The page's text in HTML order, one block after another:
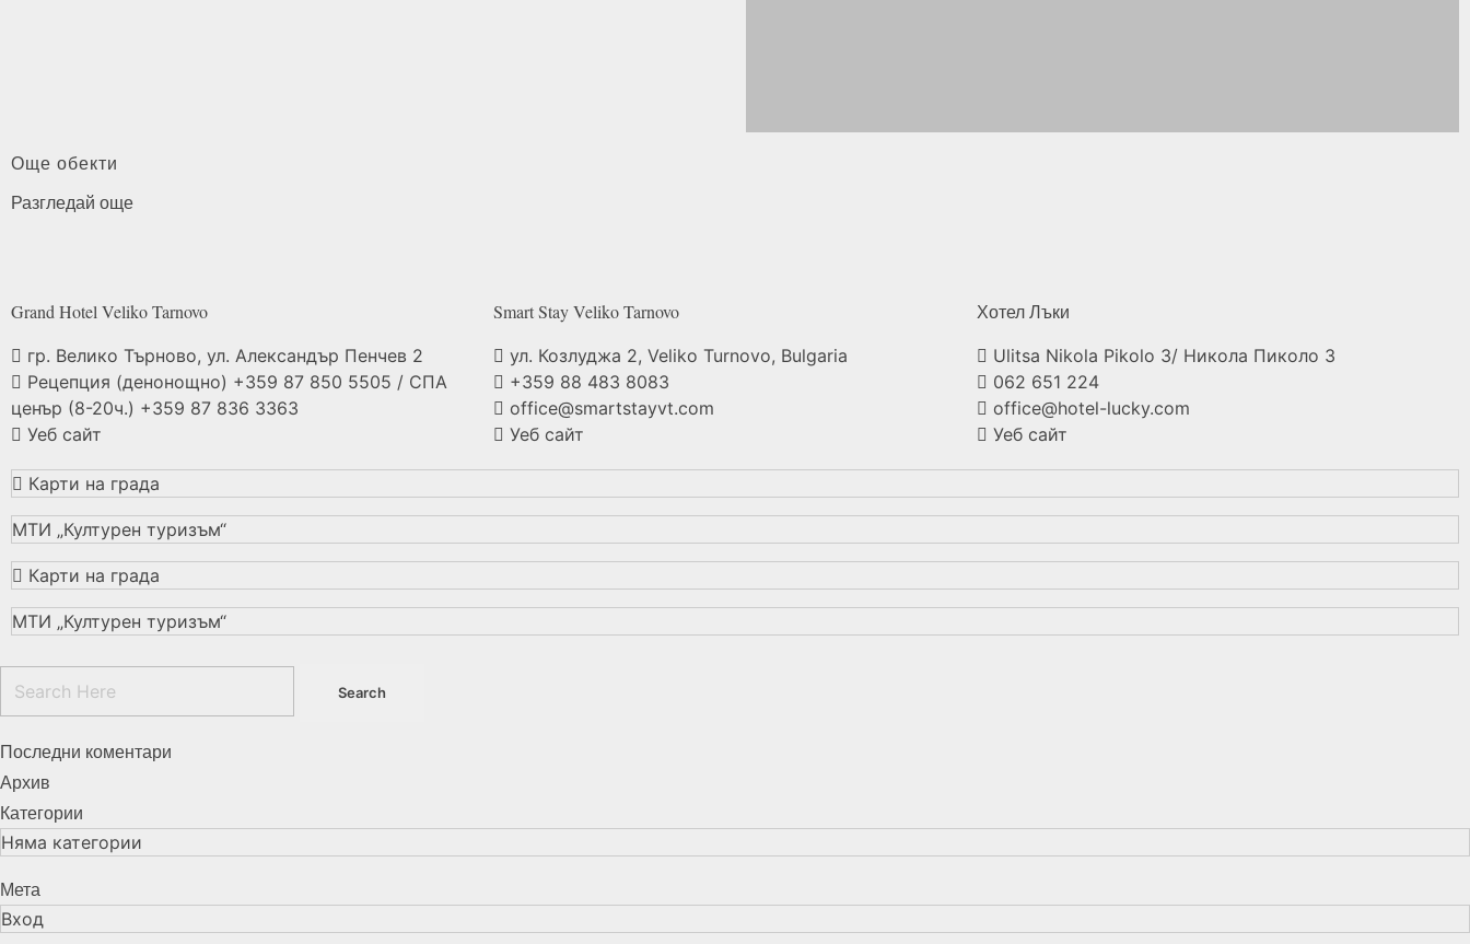
Още обекти
Разгледай още
Grand Hotel VelikoTarnovo
гр. Велико Търново, ул. Александър Пенчев 2
Рецепция (денонощно) +359 87 850 5505 / СПА
ценър (8-20ч.) +359 87 836 3363
Уеб сайт
Smart Stay VelikoTarnovo
ул. Козлуджа 2, Veliko Turnovo, Bulgaria
+359 88 483 8083
office@smartstayvt.com
Уеб сайт
ХотелЛъки
Ulitsa Nikola Pikolo 3/ Никола Пиколо 3
062 651 224
office@hotel-lucky.com
Уеб сайт
Карти на града
МТИ „Културен туризъм“
Карти на града
МТИ „Културен туризъм“
Последни коментари
Архив
Категории
Няма категории
Мета
Вход